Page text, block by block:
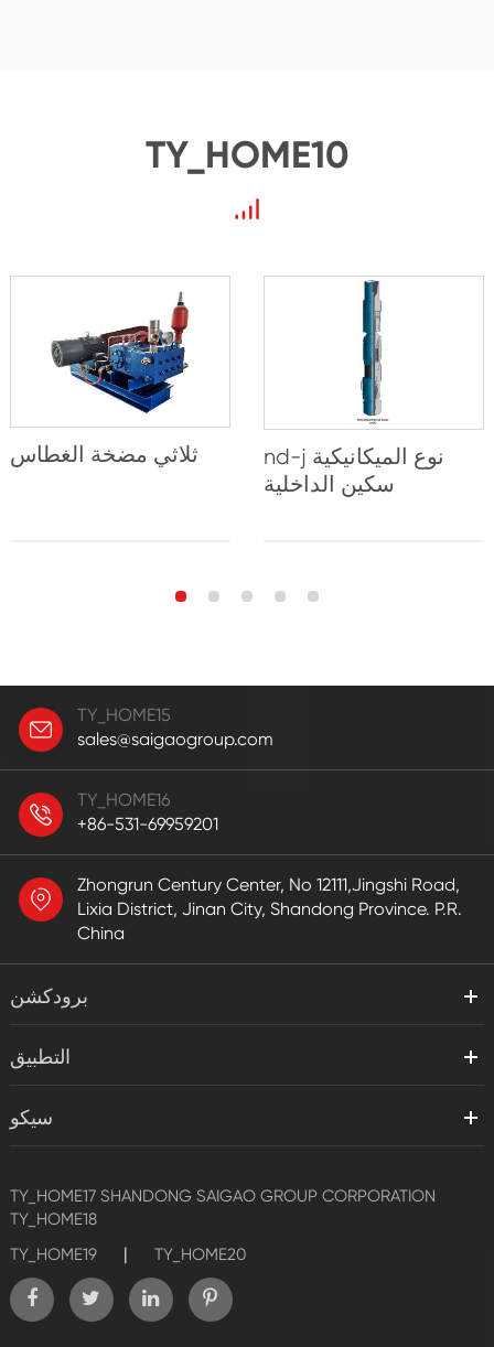
TY_HOME10
ثلاثي مضخة الغطاس
nd-j نوع الميكانيكية
سكين الداخلية
TY_HOME15
sales@saigaogroup.com
TY_HOME16
+86-531-69959201
Zhongrun Century Center, No 12111,Jingshi Road,
Lixia District, Jinan City, Shandong Province. P.R.
China
برودكشن
التطبيق
سيكو
TY_HOME17 SHANDONG SAIGAO GROUP CORPORATION
TY_HOME18
TY_HOME19
| TY_HOME20